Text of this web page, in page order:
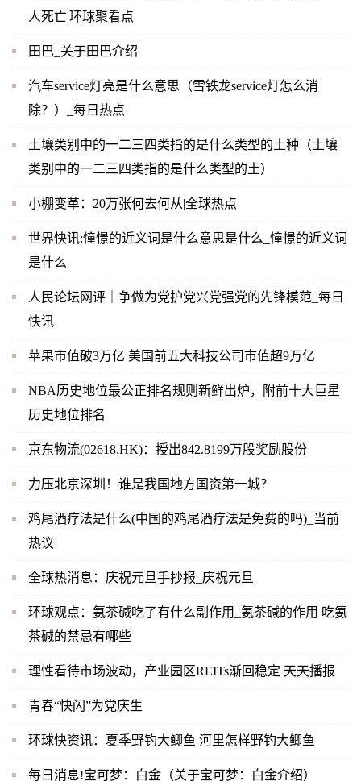
人死亡|环球聚看点
田巴_关于田巴介绍
汽车service灯亮是什么意思（雪铁龙service灯怎么消
除？）_每日热点
土壤类别中的一二三四类指的是什么类型的土种（土壤
类别中的一二三四类指的是什么类型的土）
小棚变革：20万张何去何从|全球热点
世界快讯:憧憬的近义词是什么意思是什么_憧憬的近义词
是什么
人民论坛网评｜争做为党护党兴党强党的先锋模范_每日
快讯
苹果市值破3万亿 美国前五大科技公司市值超9万亿
NBA历史地位最公正排名规则新鲜出炉，附前十大巨星
历史地位排名
京东物流(02618.HK)：授出842.8199万股奖励股份
力压北京深圳！谁是我国地方国资第一城？
鸡尾酒疗法是什么(中国的鸡尾酒疗法是免费的吗)_当前
热议
全球热消息：庆祝元旦手抄报_庆祝元旦
环球观点：氨茶碱吃了有什么副作用_氨茶碱的作用 吃氨
茶碱的禁忌有哪些
理性看待市场波动，产业园区REITs渐回稳定 天天播报
青春“快闪”为党庆生
环球快资讯：夏季野钓大鲫鱼 河里怎样野钓大鲫鱼
每日消息!宝可梦：白金（关于宝可梦：白金介绍）